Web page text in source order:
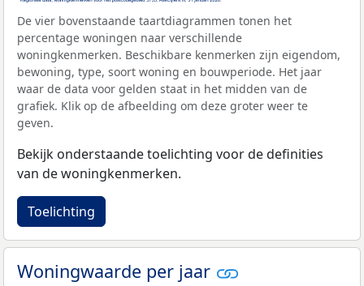
De vier bovenstaande taartdiagrammen tonen het
percentage woningen naar verschillende
woningkenmerken. Beschikbare kenmerken zijn eigendom,
bewoning, type, soort woning en bouwperiode. Het jaar
waar de data voor gelden staat in het midden van de
grafiek. Klik op de afbeelding om deze groter weer te
geven.
Bekijk onderstaande toelichting voor de definities
van de woningkenmerken.
Toelichting
Woningwaarde per jaar